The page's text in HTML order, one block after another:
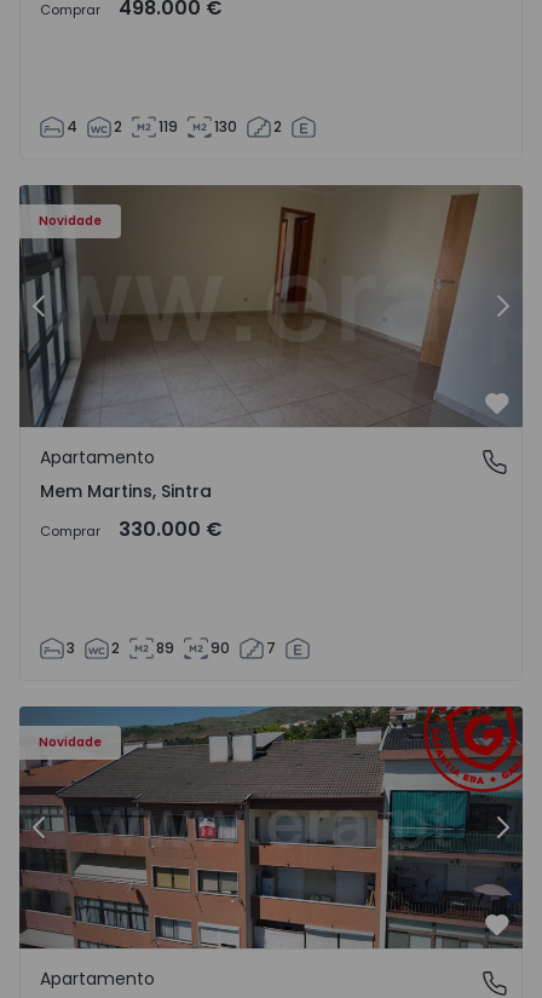
Comprar 498.000 €
4 2 119 130 2
Novidade
- 15
Apartamento T3 Sintra, Algueirão-Mem Martins -
Anterior
Mem Martins, Sintra
Apartamento
Mem Martins, Sintra
Comprar 330.000 €
3 2 89 90 7
Novidade
- 18
Apartamento T2 Covilhã, Covilhã e Canhoso - 1497806 -
Anterior
Covilhã e Canhoso, Castelo Branco
Apartamento